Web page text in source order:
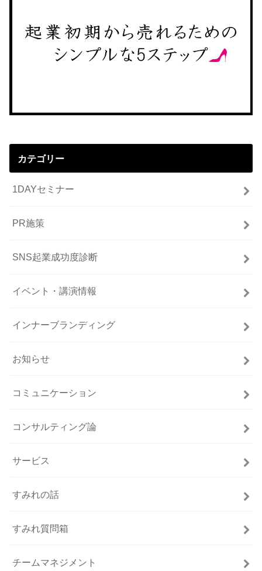
カテゴリー
1DAYセミナー
PR施策
SNS起業成功度診断
イベント・講演情報
インナーブランディング
お知らせ
コミュニケーション
コンサルティング論
サービス
すみれの話
すみれ質問箱
チームマネジメント